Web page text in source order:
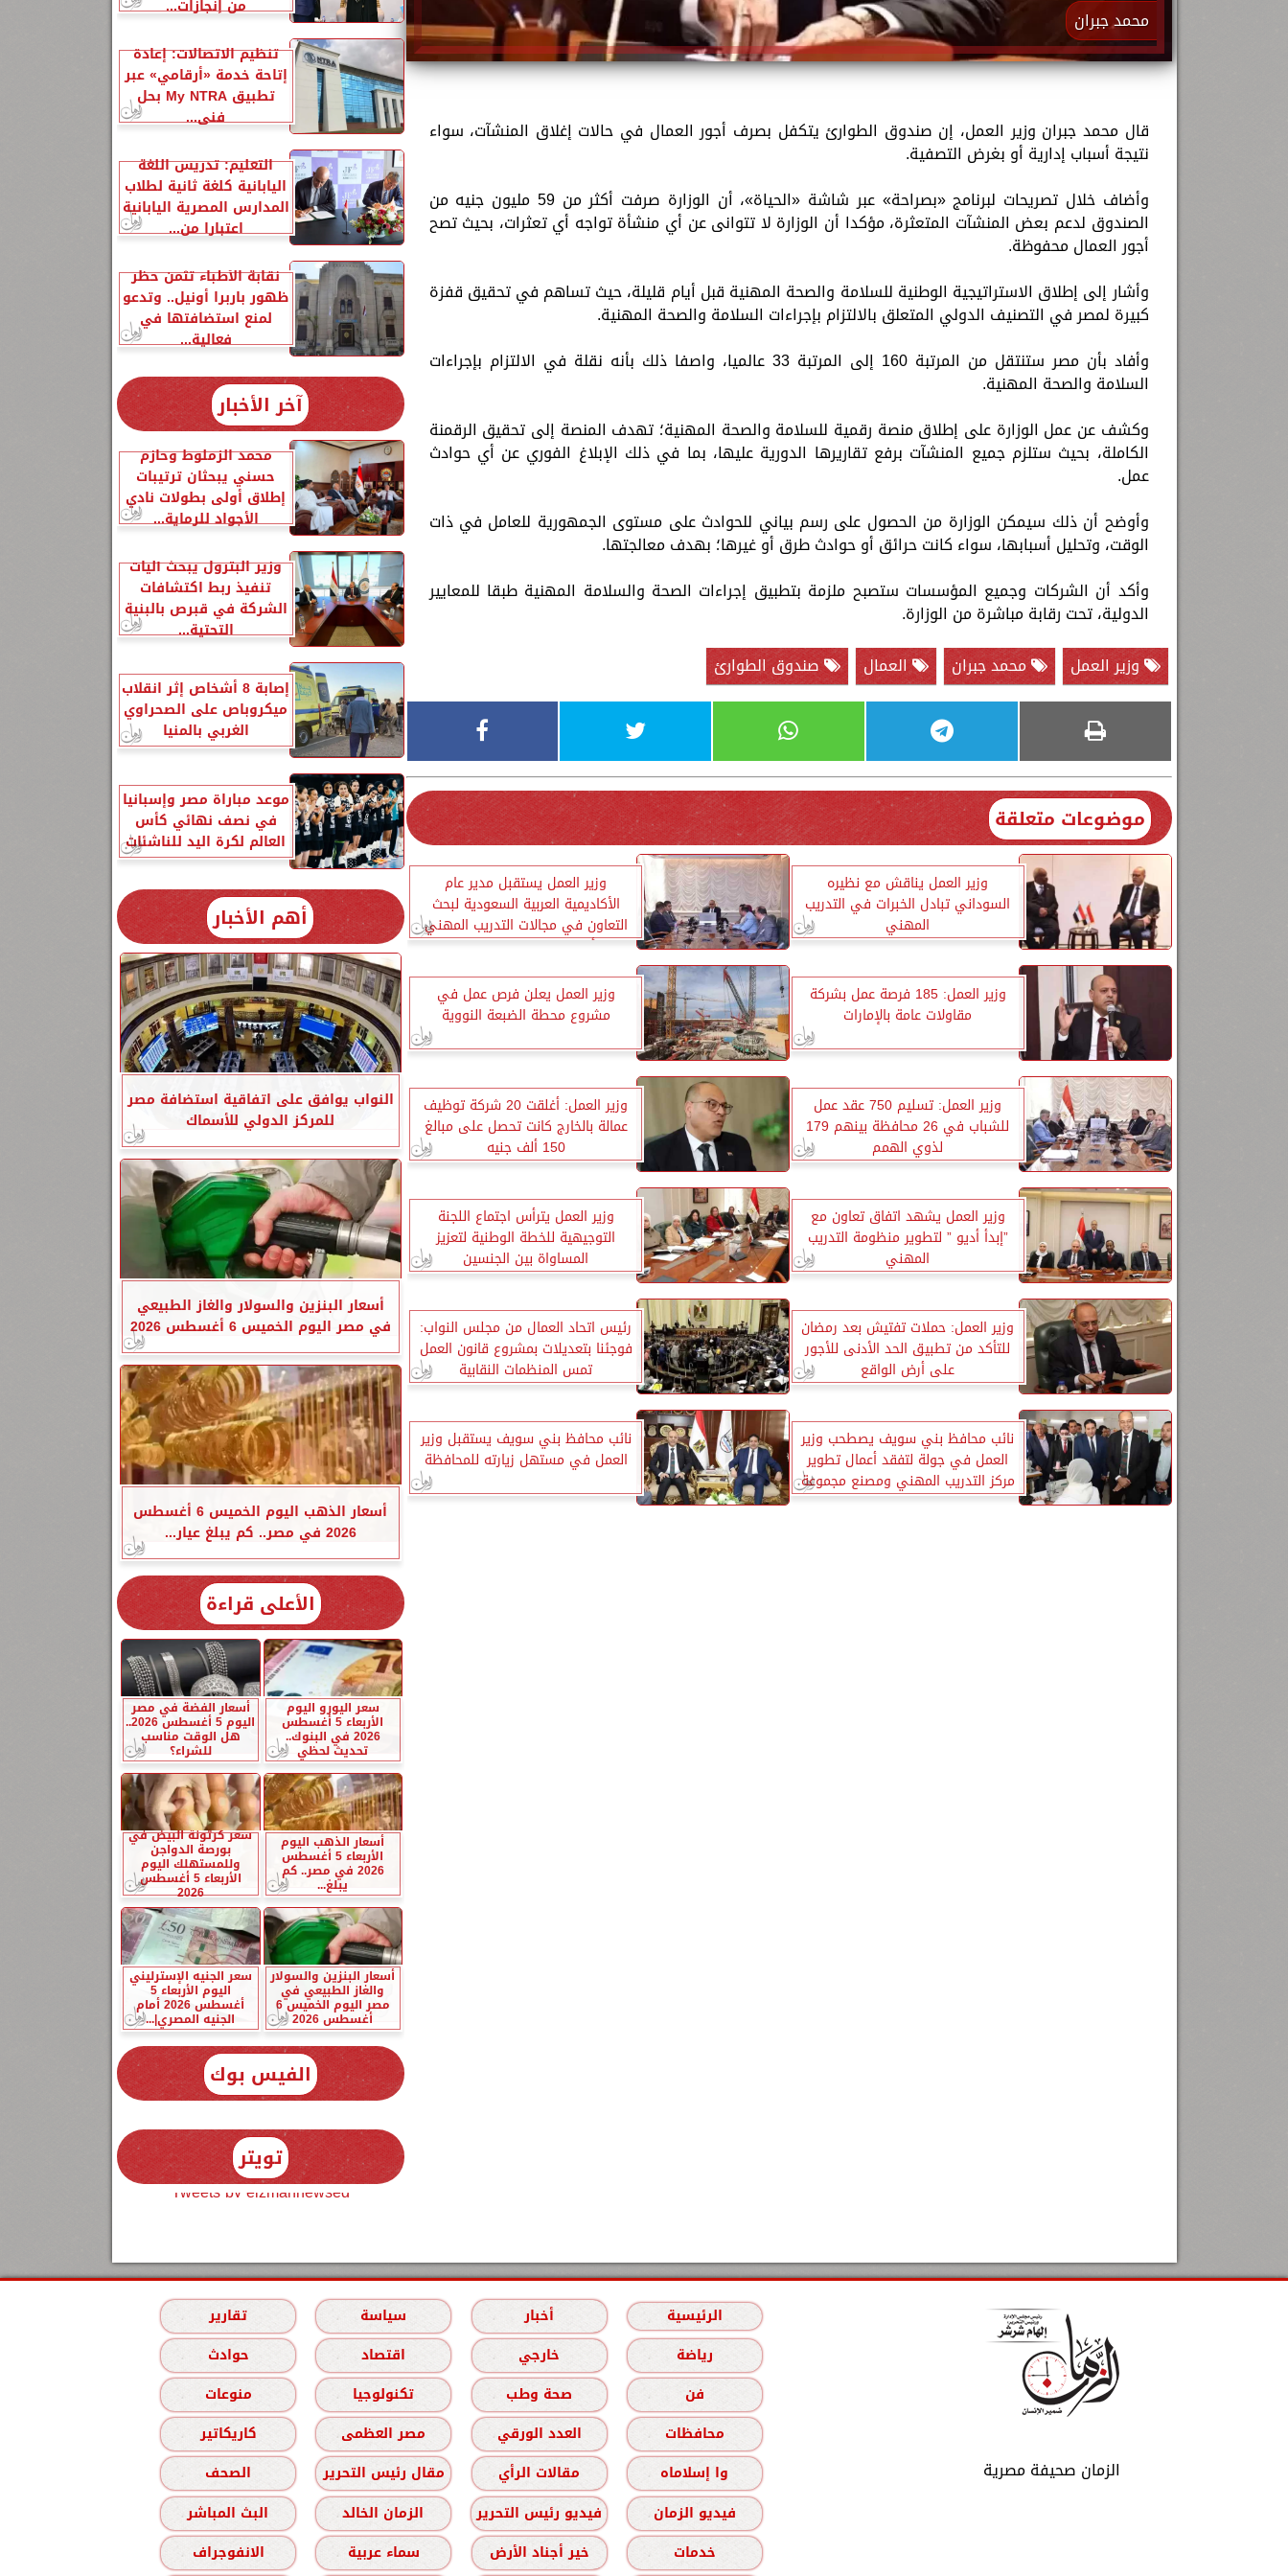
محمد جبران
قال محمد جبران وزير العمل، إن صندوق الطوارئ يتكفل بصرف أجور العمال في حالات إغلاق المنشآت، سواء
نتيجة أسباب إدارية أو بغرض التصفية.
وأضاف خلال تصريحات لبرنامج «بصراحة» عبر شاشة «الحياة»، أن الوزارة صرفت أكثر من 59 مليون جنيه من
الصندوق لدعم بعض المنشآت المتعثرة، مؤكدا أن الوزارة لا تتوانى عن أي منشأة تواجه أي تعثرات، بحيث تصح
أجور العمال محفوظة.
وأشار إلى إطلاق الاستراتيجية الوطنية للسلامة والصحة المهنية قبل أيام قليلة، حيث تساهم في تحقيق قفزة
كبيرة لمصر في التصنيف الدولي المتعلق بالالتزام بإجراءات السلامة والصحة المهنية.
وأفاد بأن مصر ستنتقل من المرتبة 160 إلى المرتبة 33 عالميا، واصفا ذلك بأنه نقلة في الالتزام بإجراءات
السلامة والصحة المهنية.
وكشف عن عمل الوزارة على إطلاق منصة رقمية للسلامة والصحة المهنية؛ تهدف المنصة إلى تحقيق الرقمنة
الكاملة، بحيث ستلزم جميع المنشآت برفع تقاريرها الدورية عليها، بما في ذلك الإبلاغ الفوري عن أي حوادث
عمل.
وأوضح أن ذلك سيمكن الوزارة من الحصول على رسم بياني للحوادث على مستوى الجمهورية للعامل في ذات
الوقت، وتحليل أسبابها، سواء كانت حرائق أو حوادث طرق أو غيرها؛ بهدف معالجتها.
وأكد أن الشركات وجميع المؤسسات ستصبح ملزمة بتطبيق إجراءات الصحة والسلامة المهنية طبقا للمعايير
الدولية، تحت رقابة مباشرة من الوزارة.
وزير العمل
محمد جبران العمال صندوق الطوارئ
موضوعات متعلقة
وزير العمل يناقش مع نظيره
السوداني تبادل الخبرات في التدريب
المهني
وزير العمل يستقبل مدير عام
الأكاديمية العربية السعودية لبحث
التعاون في مجالات التدريب المهني
وتأهيل الشباب لسوق العمل
وزير العمل: 185 فرصة عمل بشركة
مقاولات عامة بالإمارات
وزير العمل يعلن فرص عمل في
مشروع محطة الضبعة النووية
وزير العمل: تسليم 750 عقد عمل
للشباب في 26 محافظة بينهم 179
لذوي الهمم
وزير العمل: أغلقت 20 شركة توظيف
عمالة بالخارج كانت تحصل على مبالغ
150 ألف جنيه
وزير العمل يشهد اتفاق تعاون مع
”إبدأ أديو ” لتطوير منظومة التدريب
المهني
وزير العمل يترأس اجتماع اللجنة
التوجيهية للخطة الوطنية لتعزيز
المساواة بين الجنسين
وزير العمل: حملات تفتيش بعد رمضان
للتأكد من تطبيق الحد الأدنى للأجور
على أرض الواقع
رئيس اتحاد العمال من مجلس النواب:
فوجئنا بتعديلات بمشروع قانون العمل
تمس المنظمات النقابية
نائب محافظ بني سويف يصطحب وزير
العمل في جولة لتفقد أعمال تطوير
مركز التدريب المهني ومصنع مجموعة
العربي
نائب محافظ بني سويف يستقبل وزير
العمل في مستهل زيارته للمحافظة
من إنجازات...
تنظيم الاتصالات: إعادة
إتاحة خدمة «أرقامي» عبر
تطبيق My NTRA بحل
فني...
التعليم: تدريس اللغة
اليابانية كلغة ثانية لطلاب
المدارس المصرية اليابانية
اعتبارا من...
نقابة الأطباء تثمن حظر
ظهور باربرا أونيل.. وتدعو
لمنع استضافتها في
فعالية...
آخر الأخبار
محمد الزملوط وحازم
حسني يبحثان ترتيبات
إطلاق أولى بطولات نادي
الأجواد للرماية...
وزير البترول يبحث آليات
تنفيذ ربط اكتشافات
الشركة في قبرص بالبنية
التحتية...
إصابة 8 أشخاص إثر انقلاب
ميكروباص على الصحراوي
الغربي بالمنيا
موعد مباراة مصر وإسبانيا
في نصف نهائي كأس
العالم لكرة اليد للناشئات
أهم الأخبار
النواب يوافق على اتفاقية استضافة مصر
للمركز الدولي للأسماك
أسعار البنزين والسولار والغاز الطبيعي
في مصر اليوم الخميس 6 أغسطس 2026
أسعار الذهب اليوم الخميس 6 أغسطس
2026 في مصر.. كم يبلغ عيار...
الأعلى قراءة
سعر اليورو اليوم
الأربعاء 5 أغسطس
2026 في البنوك..
تحديث لحظي
أسعار الفضة في مصر
اليوم 5 أغسطس 2026..
هل الوقت مناسب
للشراء؟
أسعار الذهب اليوم
الأربعاء 5 أغسطس
2026 في مصر.. كم
يبلغ...
سعر كرتونة البيض في
بورصة الدواجن
وللمستهلك اليوم
الأربعاء 5 أغسطس
2026
أسعار البنزين والسولار
والغاز الطبيعي في
مصر اليوم الخميس 6
أغسطس 2026
سعر الجنيه الإسترليني
اليوم الأربعاء 5
أغسطس 2026 أمام
الجنيه المصري|...
الفيس بوك
تويتر
Tweets by elzmannewseg
الزمان صحيفة مصرية
الرئيسية أخبار سياسة
تقارير
رياضة
خارجي اقتصاد
حوادث
فن
صحة وطب تكنولوجيا
منوعات
محافظات
العدد الورقي مصر العظمى
كاريكاتير
وا إسلاماه
مقالات الرأي مقال رئيس التحرير
الصحف
فيديو الزمان
فيديو رئيس التحرير الزمان الخالد
البث المباشر
خدمات
خير أجناد الأرض سماء عربية الانفوجراف